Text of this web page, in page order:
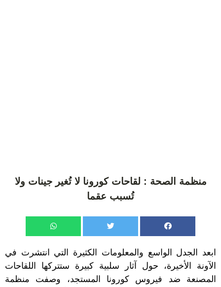
منظمة الصحة : لقاحات كورونا لا تُغير جينات ولا
تُسبب عقما
ابعد الجدل الواسع والمعلومات الكثيرة التي انتشرت في
الآونة الأخيرة، حول آثار سلبية كبيرة ستتركها اللقاحات
المصنعة ضد فيروس كورونا المستجد، وصفت منظمة